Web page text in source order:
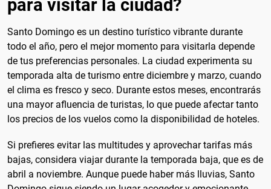
para visitar la ciudad?
Santo Domingo es un destino turístico vibrante durante
todo el año, pero el mejor momento para visitarla depende
de tus preferencias personales. La ciudad experimenta su
temporada alta de turismo entre diciembre y marzo, cuando
el clima es fresco y seco. Durante estos meses, encontrarás
una mayor afluencia de turistas, lo que puede afectar tanto
los precios de los vuelos como la disponibilidad de hoteles.
Si prefieres evitar las multitudes y aprovechar tarifas más
bajas, considera viajar durante la temporada baja, que es de
abril a noviembre. Aunque puede haber más lluvias, Santo